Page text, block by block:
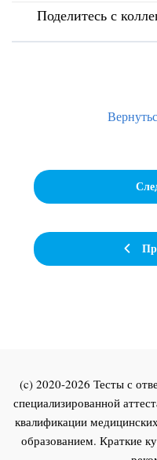
Поделитесь с
(c) 2020-2026 Тесты с
специализированной
квалификации
образованием. Краткие